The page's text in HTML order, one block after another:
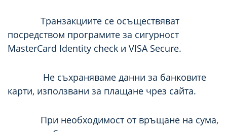
Транзакциите се осъществяват
посредством програмите за сигурност
MasterCard Identity check и VISA Secure.
Не съхраняваме данни за банковите
карти, използвани за плащане чрез сайта.
При необходимост от връщане на сума,